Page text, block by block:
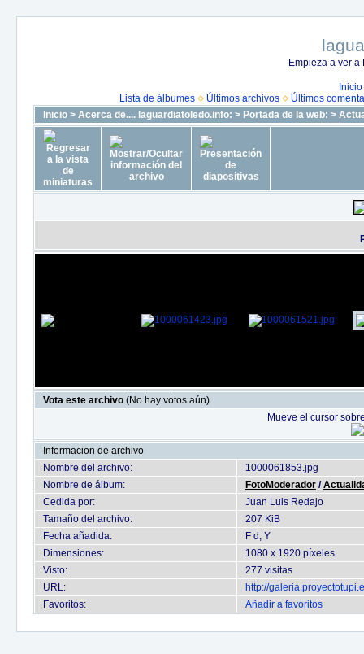
Empieza a ver
Inicio
Lista de álbumes
Últimos archivos
Últimos
Inicio > Acerca de.... laguardiatoledo.info: > Portada de la web: >
Vota este archivo (No hay votos aún)
Mueve el cursor
Informacion de archivo
Nombre del archivo:
1000061853.jpg
Nombre de álbum:
FotoModerador /
Cedida por:
Juan Luis Redajo
Tamaño del archivo:
207 KiB
Fecha añadida:
F d, Y
Dimensiones:
1080 x 1920 píxeles
Visto:
277 visitas
URL:
http://
Favoritos:
Añadir a favoritos